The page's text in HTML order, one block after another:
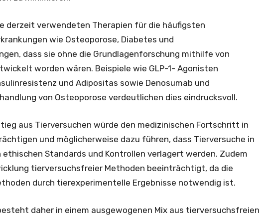
derzeit verwendeten Therapien für die häufigsten
wie Osteoporose, Diabetes und
dass sie ohne die Grundlagenforschung mithilfe von
worden wären. Beispiele wie GLP-1- Agonisten
und Adipositas sowie Denosumab und
von Osteoporose verdeutlichen dies eindrucksvoll.
aus Tierversuchen würde den medizinischen Fortschritt in
und möglicherweise dazu führen, dass Tierversuche in
Standards und Kontrollen verlagert werden. Zudem
tierversuchsfreier Methoden beeinträchtigt, da die
durch tierexperimentelle Ergebnisse notwendig ist.
daher in einem ausgewogenen Mix aus tierversuchsfreien